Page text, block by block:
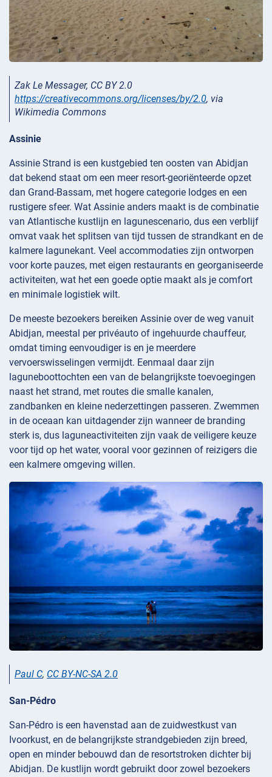
Zak Le Messager, CC BY 2.0
https://creativecommons.org/licenses/by/2.0, via
Wikimedia Commons
Assinie
Assinie Strand is een kustgebied ten oosten van Abidjan
dat bekend staat om een meer resort-georiënteerde opzet
dan Grand-Bassam, met hogere categorie lodges en een
rustigere sfeer. Wat Assinie anders maakt is de combinatie
van Atlantische kustlijn en lagunescenario, dus een verblijf
omvat vaak het splitsen van tijd tussen de strandkant en de
kalmere lagunekant. Veel accommodaties zijn ontworpen
voor korte pauzes, met eigen restaurants en georganiseerde
activiteiten, wat het een goede optie maakt als je comfort
en minimale logistiek wilt.
De meeste bezoekers bereiken Assinie over de weg vanuit
Abidjan, meestal per privéauto of ingehuurde chauffeur,
omdat timing eenvoudiger is en je meerdere
vervoerswisselingen vermijdt. Eenmaal daar zijn
laguneboottochten een van de belangrijkste toevoegingen
naast het strand, met routes die smalle kanalen,
zandbanken en kleine nederzettingen passeren. Zwemmen
in de oceaan kan uitdagender zijn wanneer de branding
sterk is, dus laguneactiviteiten zijn vaak de veiligere keuze
voor tijd op het water, vooral voor gezinnen of reizigers die
een kalmere omgeving willen.
Paul C, CC BY-NC-SA 2.0
San-Pédro
San-Pédro is een havenstad aan de zuidwestkust van
Ivoorkust, en de belangrijkste strandgebieden zijn breed,
open en minder bebouwd dan de resortstroken dichter bij
Abidjan. De kustlijn wordt gebruikt door zowel bezoekers